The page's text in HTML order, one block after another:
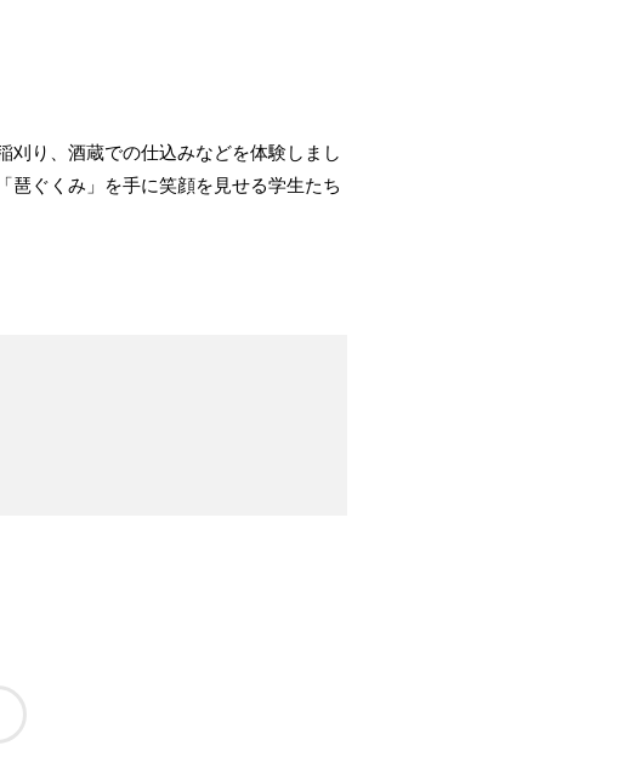
刈り、酒蔵での仕込みなどを体験しまし
琶ぐくみ」を手に笑顔を見せる学生たち